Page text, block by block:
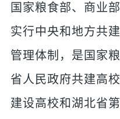
国家粮食部、商业
实行中央和地方共
管理体制，是国家
省人民政府共建高
建设高校和湖北省